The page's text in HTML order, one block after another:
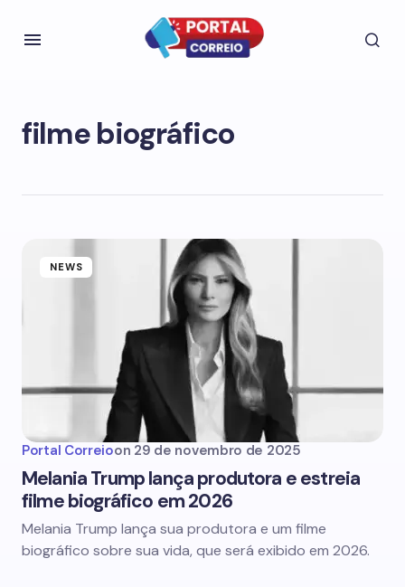
filme biográfico
NEWS
Portal Correioon 29 de novembro de 2025
Melania Trump lança produtora e estreia
filme biográfico em 2026
Melania Trump lança sua produtora e um filme
biográfico sobre sua vida, que será exibido em 2026.